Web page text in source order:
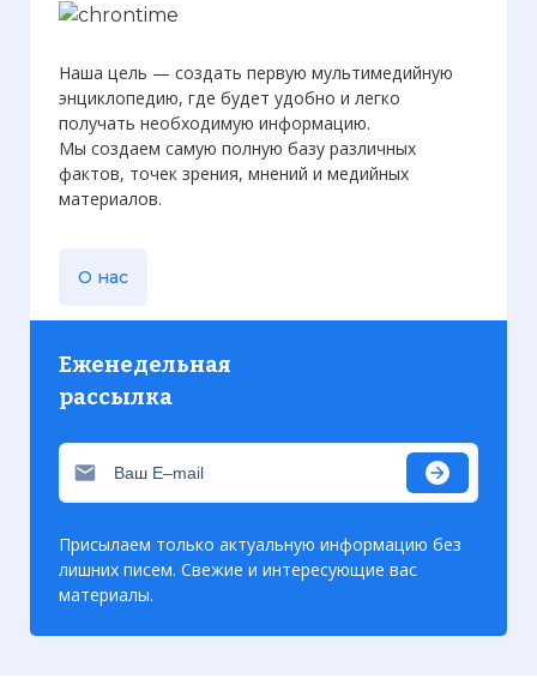
Наша цель — создать первую мультимедийную
энциклопедию, где будет удобно и легко
получать необходимую информацию.
Мы создаем самую полную базу различных
фактов, точек зрения, мнений и медийных
материалов.
О нас
Еженедельная
рассылка
Присылаем только актуальную информацию без
лишних писем. Свежие и интересующие вас
материалы.